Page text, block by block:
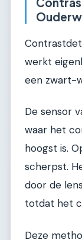
werkt
een zwart-
De sensor
waar het
hoogst is.
scherpst.
door de
totdat het
Deze